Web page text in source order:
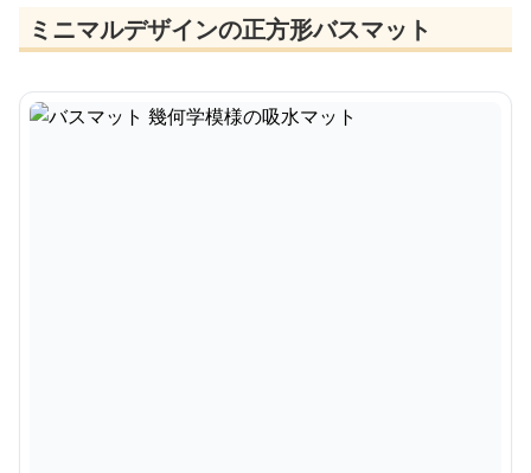
ミニマルデザインの正方形バスマット